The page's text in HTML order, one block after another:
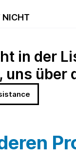
NICHT
in der
über